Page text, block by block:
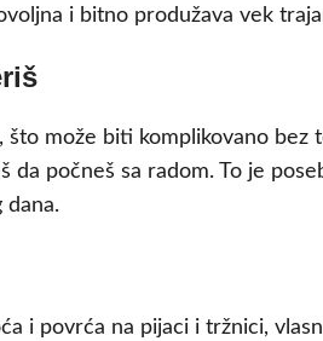
i bitno produžava vek
može biti komplikovano bez
počneš sa radom. To je
dana.
i povrća na pijaci i tržnici,